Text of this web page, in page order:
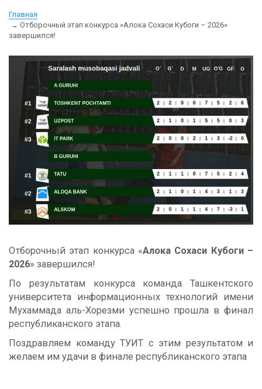
Главная
Отборочный этап конкурса «Алока Сохаси Кубоги – 2026»
завершился!
Отборочный этап конкурса «Алока Сохаси Кубоги –
2026» завершился!
По результатам конкурса команда Ташкентского
университета информационных технологий имени
Мухаммада аль-Хорезми успешно прошла в финал
республиканского этапа.
Поздравляем команду ТУИТ с этим результатом и
желаем им удачи в финале республиканского этапа